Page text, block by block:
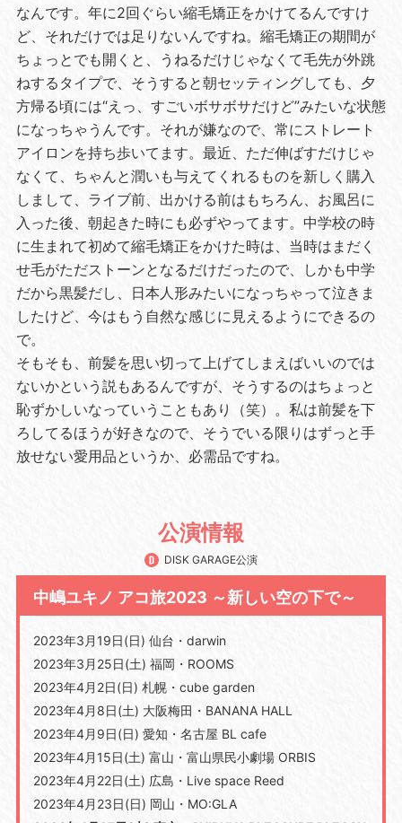
なんです。年に2回ぐらい縮毛矯正をかけてるんですけ
ど、それだけでは足りないんですね。縮毛矯正の期間が
ちょっとでも開くと、うねるだけじゃなくて毛先が外跳
ねするタイプで、そうすると朝セッティングしても、夕
方帰る頃には“えっ、すごいボサボサだけど”みたいな状態
になっちゃうんです。それが嫌なので、常にストレート
アイロンを持ち歩いてます。最近、ただ伸ばすだけじゃ
なくて、ちゃんと潤いも与えてくれるものを新しく購入
しまして、ライブ前、出かける前はもちろん、お風呂に
入った後、朝起きた時にも必ずやってます。中学校の時
に生まれて初めて縮毛矯正をかけた時は、当時はまだく
せ毛がただストーンとなるだけだったので、しかも中学
だから黒髪だし、日本人形みたいになっちゃって泣きま
したけど、今はもう自然な感じに見えるようにできるの
で。
そもそも、前髪を思い切って上げてしまえばいいのでは
ないかという説もあるんですが、そうするのはちょっと
恥ずかしいなっていうこともあり（笑）。私は前髪を下
ろしてるほうが好きなので、そうでいる限りはずっと手
放せない愛用品というか、必需品ですね。
公演情報
DISK GARAGE公演
中嶋ユキノ アコ旅2023 ～新しい空の下で～
2023年3月19日(日) 仙台・darwin
2023年3月25日(土) 福岡・ROOMS
2023年4月2日(日) 札幌・cube garden
2023年4月8日(土) 大阪梅田・BANANA HALL
2023年4月9日(日) 愛知・名古屋 BL cafe
2023年4月15日(土) 富山・富山県民小劇場 ORBIS
2023年4月22日(土) 広島・Live space Reed
2023年4月23日(日) 岡山・MO:GLA